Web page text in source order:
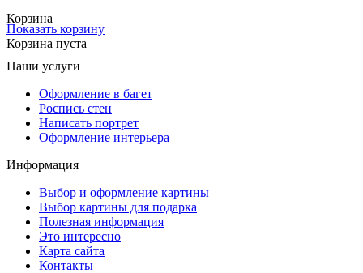
Корзина
Показать корзину
Корзина пуста
Наши услуги
Оформление в багет
Роспись стен
Написать портрет
Оформление интерьера
Информация
Выбор и оформление картины
Выбор картины для подарка
Полезная информация
Это интересно
Карта сайта
Контакты